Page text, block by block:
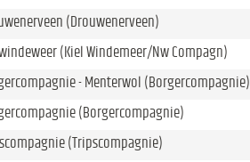
(Drouwenerveen)
(Kiel Windemeer/Nw Compagn)
- Menterwol (Borgercompagnie)
(Borgercompagnie)
(Tripscompagnie)